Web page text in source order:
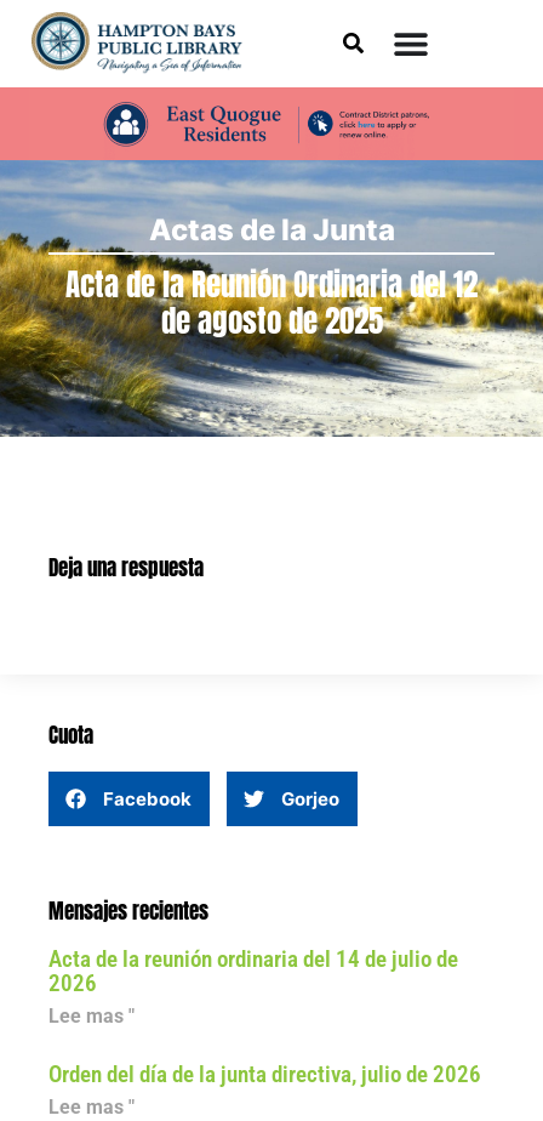
Actas de la Junta
Acta de la Reunión Ordinaria del 12
de agosto de 2025
Deja una respuesta
Cuota
Facebook Gorjeo
Mensajes recientes
Acta de la reunión ordinaria del 14 de julio de
2026
Lee mas "
Orden del día de la junta directiva, julio de 2026
Lee mas "